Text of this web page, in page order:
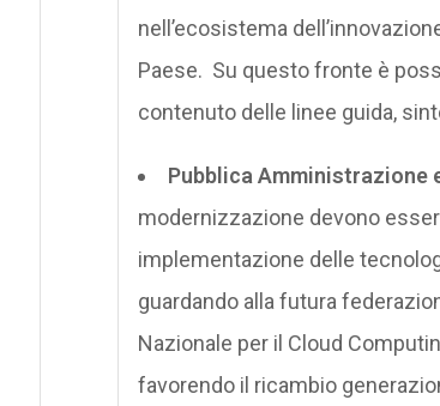
nell’ecosistema
Paese. Su questo fronte è
contenuto delle linee guida,
Pubblica Amministrazione
modernizzazione devono
implementazione delle
guardando alla futura
Nazionale per il Cloud
favorendo il ricambio